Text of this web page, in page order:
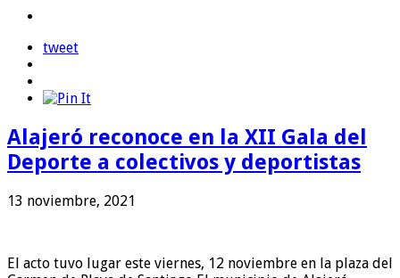
tweet
Alajeró reconoce en la XII Gala del
Deporte a colectivos y deportistas
13 noviembre, 2021
El acto tuvo lugar este viernes, 12 noviembre en la plaza del